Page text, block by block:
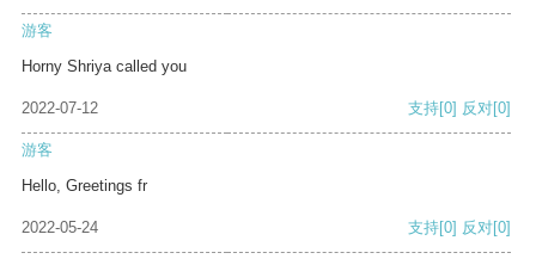
游客
Horny Shriya called you
2022-07-12 支持[0] 反对[0]
游客
Hello, Greetings fr
2022-05-24 支持[0] 反对[0]